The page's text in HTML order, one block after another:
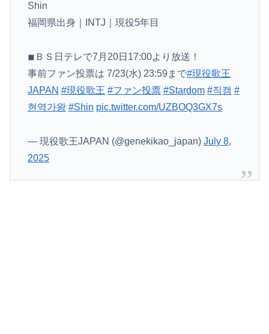
Shin
福岡県出身｜INTJ｜現役5年目
◾︎ＢＳ日テレで7月20日17:00より放送！
️事前ファン投票は 7/23(水) 23:59まで#現役歌王
JAPAN #現役歌王 #ファン投票 #Stardom #직캠 #
현역가왕 #Shin pic.twitter.com/UZBOQ3GX7s
— 現役歌王JAPAN (@genekikao_japan) July 8,
2025